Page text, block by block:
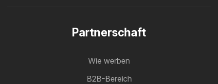
Partnerschaft
Wie werben
B2B-Bereich